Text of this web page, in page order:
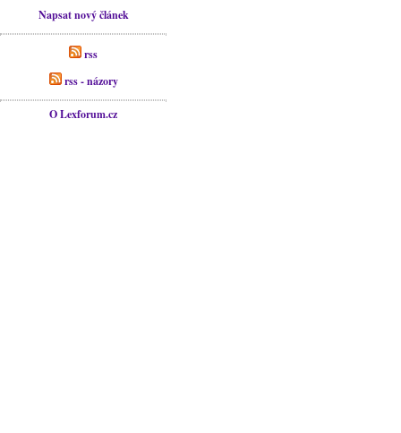
Napsat nový článek
rss
rss - názory
O Lexforum.cz